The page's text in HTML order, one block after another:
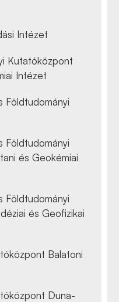
Intézet
Kutatóközpont
Intézet
Földtudományi
Földtudományi
és Geokémiai
Földtudományi
és Geofizikai
Balatoni
Duna-